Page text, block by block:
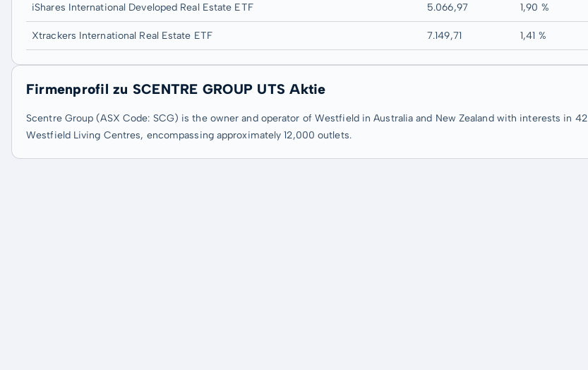
iShares International Developed Real Estate ETF 5.066,97 1,90 %
Xtrackers International Real Estate ETF 7.149,71 1,41 %
Firmenprofil zu SCENTRE GROUP UTS Aktie
Scentre Group (ASX Code: SCG) is the owner and operator of Westfield in Australia and New Zealand with interests in 42
Westfield Living Centres, encompassing approximately 12,000 outlets.